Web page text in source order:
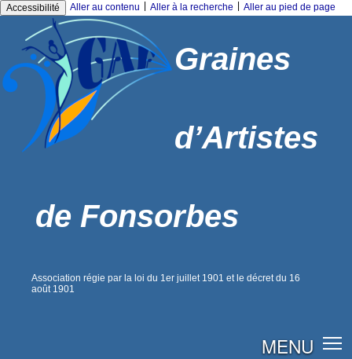
Accessibilité Aller au contenu Aller à la recherche Aller au pied de page
Graines
d’Artistes
de Fonsorbes
Association régie par la loi du 1er juillet 1901 et le décret du 16
août 1901
MENU